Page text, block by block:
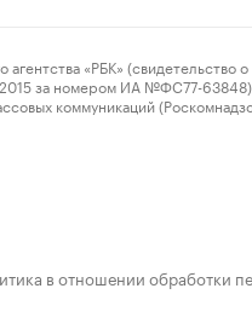
«РБК» (свидетельство о
за номером ИА №ФС77-63848)
коммуникаций
в отношении обработки